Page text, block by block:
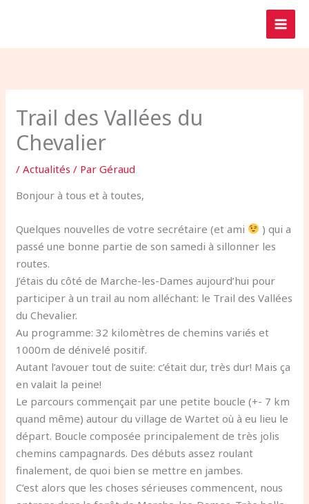
Trail des Vallées du
Chevalier
/Actualités / ParGéraud
Bonjour à tous et à toutes,
Quelques nouvelles de votre secrétaire (et ami
) qui a
passé une bonne partie de son samedi à sillonner les
routes.
J’étais du côté de Marche-les-Dames aujourd’hui pour
participer à un trail au nom alléchant: le Trail des Vallées
du Chevalier.
Au programme: 32 kilomètres de chemins variés et
1000m de dénivelé positif.
Autant l’avouer tout de suite: c’était dur, très dur! Mais ça
en valait la peine!
Le parcours commençait par une petite boucle (+- 7 km
quand même) autour du village de Wartet où à eu lieu le
départ. Boucle composée principalement de très jolis
chemins campagnards. Des débuts assez roulant
finalement, de quoi bien se mettre en jambes.
C’est alors que les choses sérieuses commencent, nous